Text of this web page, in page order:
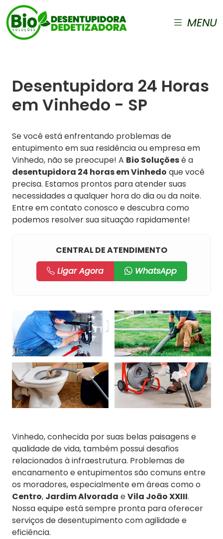
MENU
Desentupidora 24 Horas
em Vinhedo - SP
Se você está enfrentando problemas de
entupimento em sua residência ou empresa em
Vinhedo, não se preocupe! A Bio Soluçõesé a
desentupidora 24 horas em Vinhedo que você
precisa. Estamos prontos para atender suas
necessidades a qualquer hora do dia ou da noite.
Entre em contato conosco e descubra como
podemos resolver sua situação rapidamente!
CENTRAL DE ATENDIMENTO
Ligar Agora
WhatsApp
Vinhedo, conhecida por suas belas paisagens e
qualidade de vida, também possui desafios
relacionados à infraestrutura. Problemas de
encanamento e entupimentos são comuns entre
os moradores, especialmente em áreas como o
Centro, Jardim Alvorada eVila João XXIII.
Nossa equipe está sempre pronta para oferecer
serviços de desentupimento com agilidade e
eficiência.